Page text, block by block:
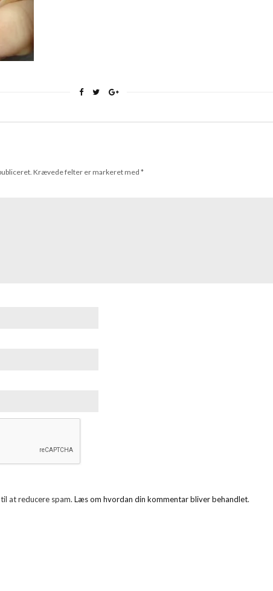
Krævede felter er markeret med *
at reducere spam. Læs om hvordan din kommentar bliver behandlet.